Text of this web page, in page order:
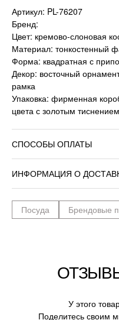
Артикул: PL-76207
Бренд:
Цвет: кремово-слоновая
Материал: тонкостенный
Форма: квадратная с
Декор: восточный
рамка
Упаковка: фирменная
цвета с золотым тиснением
СПОСОБЫ ОПЛАТЫ
ИНФОРМАЦИЯ О
Посуда Брендовые
У этого
Поделитесь своим